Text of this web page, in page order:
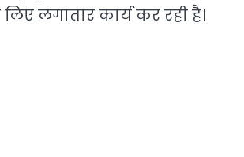
लगातार कार्य कर रही है।